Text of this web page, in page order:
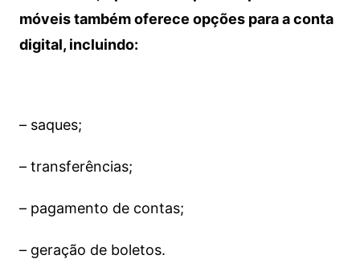
móveis também oferece opções para a conta
digital, incluindo:
– saques;
– transferências;
– pagamento de contas;
– geração de boletos.